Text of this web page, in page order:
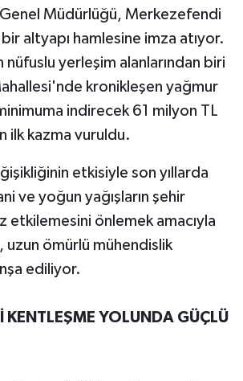
Genel Müdürlüğü, Merkezefendi
altyapı hamlesine imza atıyor.
nüfuslu yerleşim alanlarından biri
kronikleşen yağmur
indirecek 61 milyon TL
ilk kazma vuruldu.
etkisiyle son yıllarda
ve yoğun yağışların şehir
etkilemesini önlemek amacıyla
uzun ömürlü mühendislik
ediliyor.
KENTLEŞME YOLUNDA GÜÇLÜ